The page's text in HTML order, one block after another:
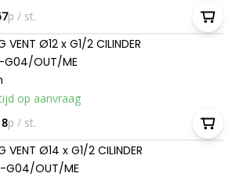
p / st.
VENT Ø12 x G1/2 CILINDER
G04/OUT/ME
op aanvraag
p / st.
VENT Ø14 x G1/2 CILINDER
G04/OUT/ME